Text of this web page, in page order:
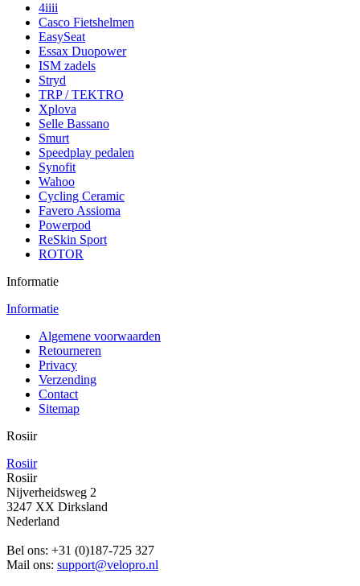
4iiii
Casco Fietshelmen
EasySeat
Essax Duopower
ISM zadels
Stryd
TRP / TEKTRO
Xplova
Selle Bassano
Smurt
Speedplay pedalen
Synofit
Wahoo
Cycling Ceramic
Favero Assioma
Powerpod
ReSkin Sport
ROTOR
Informatie
Informatie
Algemene voorwaarden
Retourneren
Privacy
Verzending
Contact
Sitemap
Rosiir
Rosiir
Rosiir
Nijverheidsweg 2
3247 XX Dirksland
Nederland
Bel ons: +31 (0)187-725 327
Mail ons: support@velopro.nl